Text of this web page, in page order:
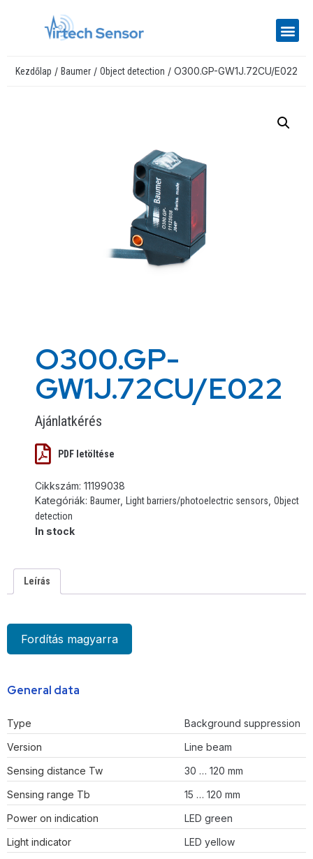
Kezdőlap / Baumer / Object detection / O300.GP-GW1J.72CU/E022
O300.GP-
GW1J.72CU/E022
Ajánlatkérés
PDF letöltése
Cikkszám: 11199038
Kategóriák: Baumer Light barriers/photoelectric sensors Object
detection
In stock
Leírás
Fordítás magyarra
General data
Type
Background suppression
Version
Line beam
Sensing distance Tw
30 … 120 mm
Sensing range Tb
15 … 120 mm
Power on indication
LED green
Light indicator
LED yellow